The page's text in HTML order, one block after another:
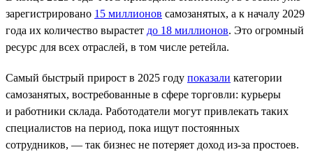
зарегистрировано 15 миллионов самозанятых, а к началу 2029
года их количество вырастет до 18 миллионов. Это огромный
ресурс для всех отраслей, в том числе ретейла.
Самый быстрый прирост в 2025 году показали категории
самозанятых, востребованные в сфере торговли: курьеры
и работники склада. Работодатели могут привлекать таких
специалистов на период, пока ищут постоянных
сотрудников, — так бизнес не потеряет доход из-за простоев.